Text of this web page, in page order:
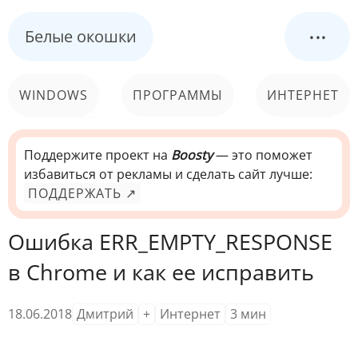
Белые окошки ...
WINDOWS ПРОГРАММЫ ИНТЕРНЕТ
КОМПЬЮТЕР
СИСТЕМА
Поддержите проект на Boosty— это поможет
избавиться от рекламы и сделать сайт лучше:
ПОДДЕРЖАТЬ ↗
Ошибка ERR_EMPTY_RESPONSE
в Chrome и как ее исправить
18.06.2018 Дмитрий + Интернет 3 мин